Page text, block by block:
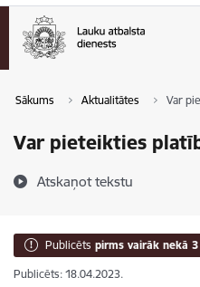
Sākums Aktualitātes Var
Var pieteikties
Atskaņot tekstu
Publicēts pirms vairāk nekā 3
Publicēts: 18.04.2023.